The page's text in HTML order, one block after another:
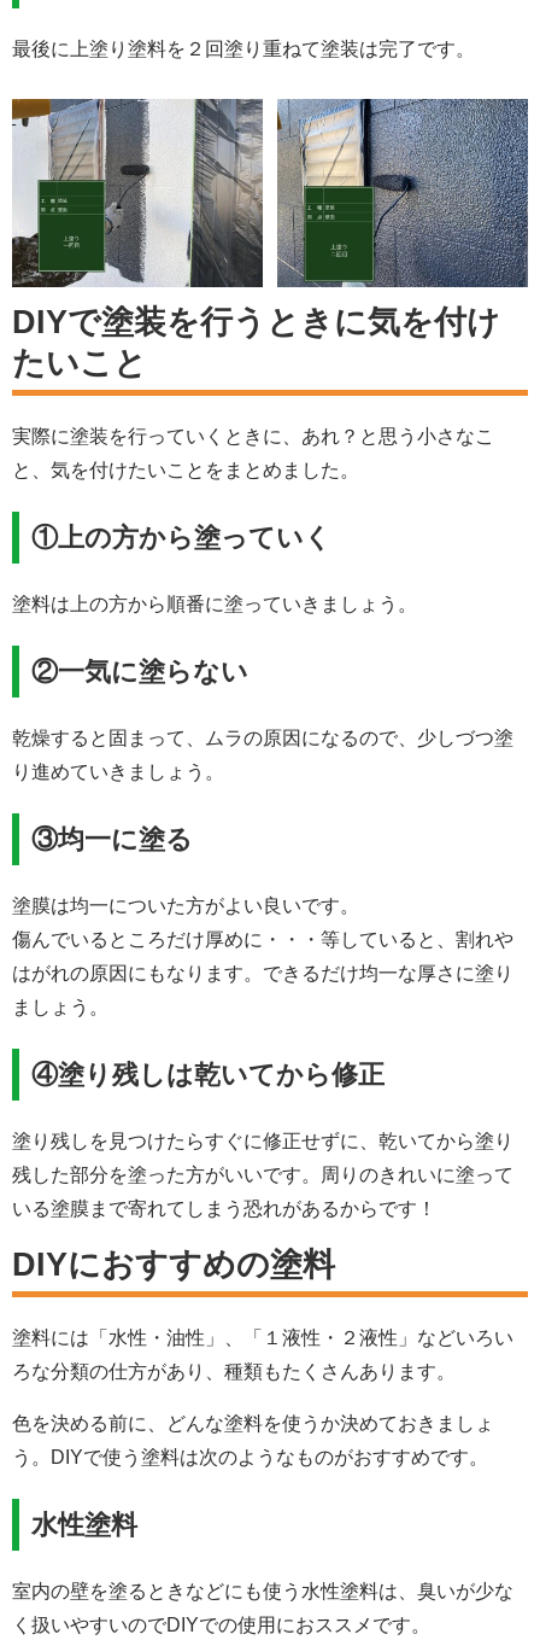
最後に上塗り塗料を２回塗り重ねて塗装は完了です。
DIYで塗装を行うときに気を付け
たいこと
実際に塗装を行っていくときに、あれ？と思う小さなこ
と、気を付けたいことをまとめました。
①上の方から塗っていく
塗料は上の方から順番に塗っていきましょう。
②一気に塗らない
乾燥すると固まって、ムラの原因になるので、少しづつ塗
り進めていきましょう。
③均一に塗る
塗膜は均一についた方がよい良いです。
傷んでいるところだけ厚めに・・・等していると、割れや
はがれの原因にもなります。できるだけ均一な厚さに塗り
ましょう。
④塗り残しは乾いてから修正
塗り残しを見つけたらすぐに修正せずに、乾いてから塗り
残した部分を塗った方がいいです。周りのきれいに塗って
いる塗膜まで寄れてしまう恐れがあるからです！
DIYにおすすめの塗料
塗料には「水性・油性」、「１液性・２液性」などいろい
ろな分類の仕方があり、種類もたくさんあります。
色を決める前に、どんな塗料を使うか決めておきましょ
う。DIYで使う塗料は次のようなものがおすすめです。
水性塗料
室内の壁を塗るときなどにも使う水性塗料は、臭いが少な
く扱いやすいのでDIYでの使用におススメです。